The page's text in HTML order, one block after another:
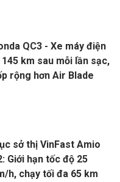
QC3 - Xe máy điện
km sau mỗi lần sạc,
rộng hơn Air Blade
sở thị VinFast Amio
Giới hạn tốc độ 25
h, chạy tối đa 65 km